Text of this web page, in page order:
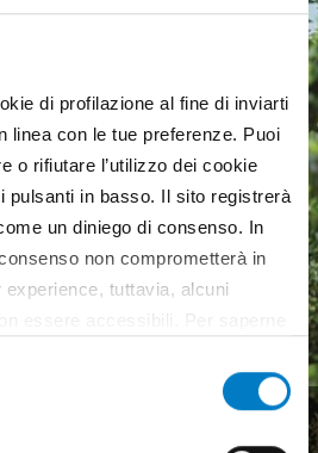
di profilazione al fine di inviarti
linea con le tue preferenze. Puoi
o rifiutare l’utilizzo dei cookie
pulsanti in basso. Il sito registrerà
un diniego di consenso. In
non comprometterà in
tuttavia, alcuni
di alcuni di essi, ti
agricole, mercato